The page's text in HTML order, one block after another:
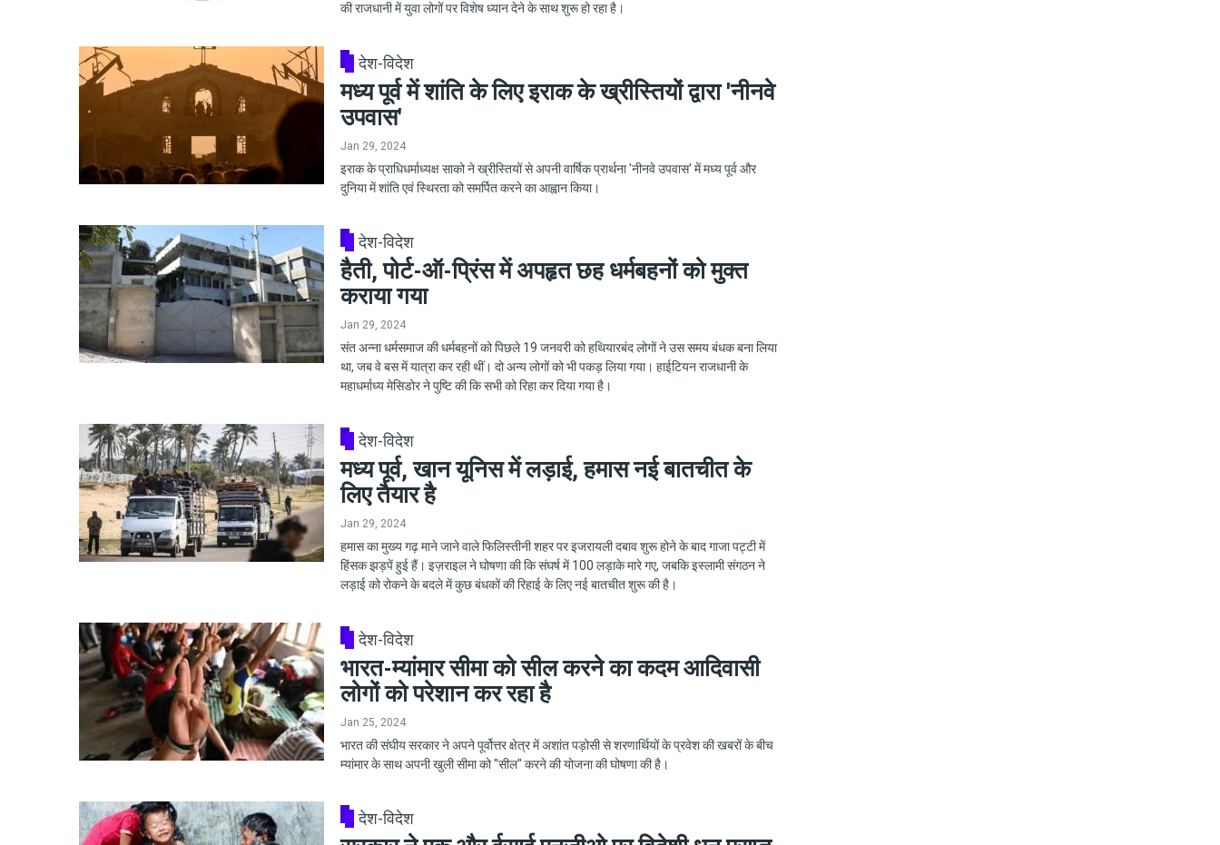
की राजधानी में युवा लोगों पर विशेष ध्यान देने के साथ शुरू हो रहा है।
देश-विदेश
मध्य पूर्व में शांति के लिए इराक के ख्रीस्तियों द्वारा 'नीनवे
उपवास'
Jan 29, 2024
इराक के प्राधिधर्माध्यक्ष साको ने ख्रीस्तियों से अपनी वार्षिक प्रार्थना 'नीनवे उपवास' में मध्य पूर्व और
दुनिया में शांति एवं स्थिरता को समर्पित करने का आह्वान किया।
देश-विदेश
हैती, पोर्ट-ऑ-प्रिंस में अपहृत छह धर्मबहनों को मुक्त
कराया गया
Jan 29, 2024
संत अन्ना धर्मसमाज की धर्मबहनों को पिछले 19 जनवरी को हथियारबंद लोगों ने उस समय बंधक बना लिया
था, जब वे बस में यात्रा कर रही थीं। दो अन्य लोगों को भी पकड़ लिया गया। हाईटियन राजधानी के
महाधर्माध्य मेसिडोर ने पुष्टि की कि सभी को रिहा कर दिया गया है।
देश-विदेश
मध्य पूर्व, खान यूनिस में लड़ाई, हमास नई बातचीत के
लिए तैयार है
Jan 29, 2024
हमास का मुख्य गढ़ माने जाने वाले फिलिस्तीनी शहर पर इजरायली दबाव शुरू होने के बाद गाजा पट्टी में
हिंसक झड़पें हुई हैं। इज़राइल ने घोषणा की कि संघर्ष में 100 लड़ाके मारे गए, जबकि इस्लामी संगठन ने
लड़ाई को रोकने के बदले में कुछ बंधकों की रिहाई के लिए नई बातचीत शुरू की है।
देश-विदेश
भारत-म्यांमार सीमा को सील करने का कदम आदिवासी
लोगों को परेशान कर रहा है
Jan 25, 2024
भारत की संघीय सरकार ने अपने पूर्वोत्तर क्षेत्र में अशांत पड़ोसी से शरणार्थियों के प्रवेश की खबरों के बीच
म्यांमार के साथ अपनी खुली सीमा को "सील" करने की योजना की घोषणा की है।
देश-विदेश